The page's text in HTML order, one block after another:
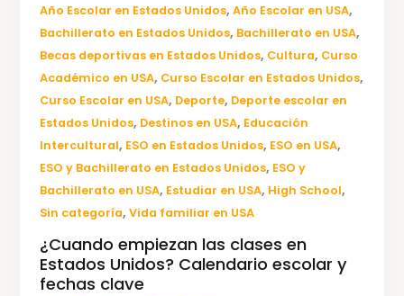
Año Escolar en Estados Unidos,Año Escolar en USA,
Bachillerato en Estados Unidos, Bachillerato en USA,
Becas deportivas en Estados Unidos, Cultura, Curso
Académico en USA, Curso Escolar en Estados Unidos,
Curso Escolar en USA, Deporte, Deporte escolar en
Estados Unidos, Destinos en USA, Educación
Intercultural, ESO en Estados Unidos, ESO en USA,
ESO y Bachillerato en Estados Unidos, ESO y
Bachillerato en USA, Estudiar en USA, High School,
Sin categoría,Vida familiar en USA
¿Cuando empiezan las clases en
Estados Unidos? Calendario escolar y
fechas clave